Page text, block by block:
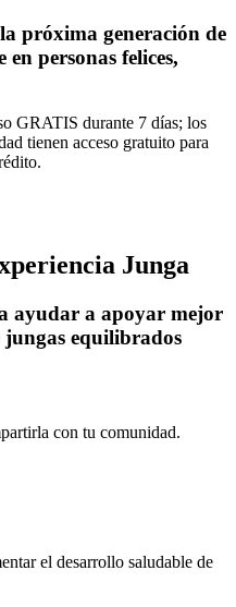
próxima generación de
personas felices,
GRATIS durante 7 días; los
tienen acceso gratuito para
Junga
ayudar a apoyar mejor
equilibrados
con tu comunidad.
el desarrollo saludable de